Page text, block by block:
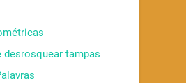
desrosquear tampas